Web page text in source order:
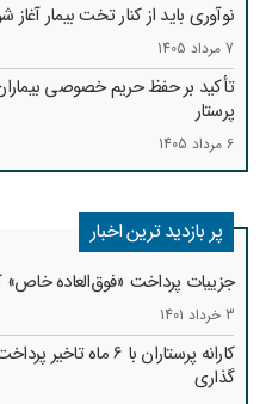
نوآوری باید از کنار تخت بیمار آغاز
7 مرداد 1405
تأکید بر حفظ حریم خصوصی
پرستار
6 مرداد 1405
پر بازدید ترین اخبار
جزییات پرداخت «فوق‌العاده خاص»
3 خرداد 1401
کارانه‌ پرستاران با 6
گذاری